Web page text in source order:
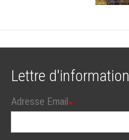
Lettre d'information
Adresse Email